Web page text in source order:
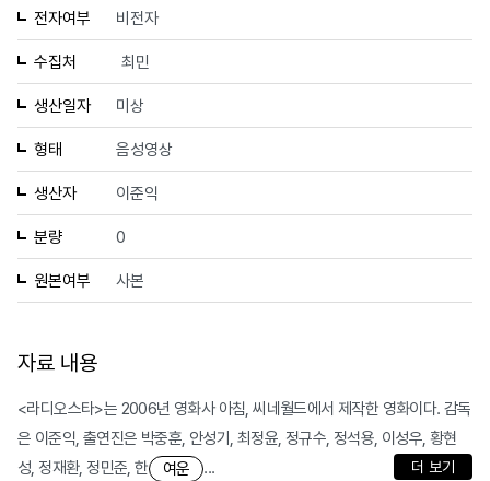
전자여부 비전자
수집처 최민
생산일자 미상
형태 음성영상
생산자 이준익
분량 0
원본여부 사본
자료 내용
<라디오스타>는 2006년 영화사 아침, 씨네월드에서 제작한 영화이다. 감독
은 이준익, 출연진은 박중훈, 안성기, 최정윤, 정규수, 정석용, 이성우, 황현
성, 정재환, 정민준, 한
여운 ... 더 보기